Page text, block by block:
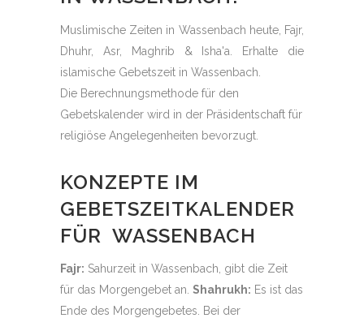
Muslimische Zeiten in Wassenbach heute, Fajr,
Dhuhr, Asr, Maghrib & Isha'a. Erhalte die
islamische Gebetszeit in Wassenbach.
Die Berechnungsmethode für den
Gebetskalender wird in der Präsidentschaft für
religiöse Angelegenheiten bevorzugt.
KONZEPTE IM
GEBETSZEITKALENDER
FÜR WASSENBACH
Fajr: Sahurzeit in Wassenbach, gibt die Zeit
für das Morgengebet an. Shahrukh: Es ist das
Ende des Morgengebetes. Bei der